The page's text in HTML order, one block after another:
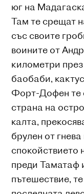
юг на
Там те срещат
със своите
воините от
километри
баобаби,
Форт-Дофен те
страна на
калта,
брулен от
спокойствието
преди Таматаф
пътешествие,